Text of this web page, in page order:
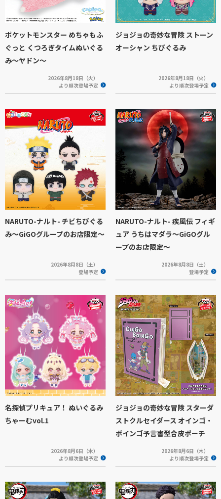
ポケットモンスター めちゃもふ
ぐっと くつろぎタイムぬいぐる
み～ヤドン～
2026年8月18日（火）
より順次登場予定
ジョジョの奇妙な冒険 ストーン
オーシャン ちびぐるみ
2026年8月18日（火）
より順次登場予定
NARUTO-ナルト- チビちびぐる
み〜GiGOグループのお店限定〜
2026年8月8日（土）
登場予定
NARUTO-ナルト- 疾風伝 フィギ
ュア うちはマダラ～GiGOグル
ープのお店限定～
2026年8月8日（土）
登場予定
名探偵プリキュア！ ぬいぐるみ
ちゃーむvol.1
2026年8月6日（木）
より順次登場予定
ジョジョの奇妙な冒険 スターダ
ストクルセイダース オインゴ・
ボインゴ予言書型合皮ポーチ
2026年8月6日（木）
より順次登場予定